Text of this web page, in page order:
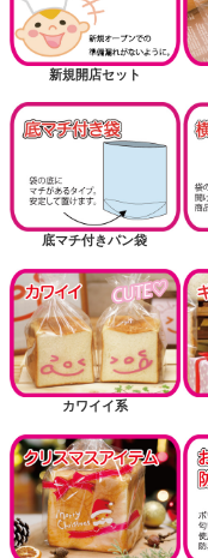
新規開店セット
底マチ付きパン袋
カワイイ系